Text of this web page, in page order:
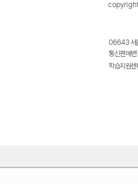
06643 서
통신판매
학습지원